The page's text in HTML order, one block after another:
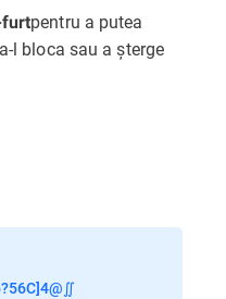
furtpentru a putea
l bloca sau a șterge